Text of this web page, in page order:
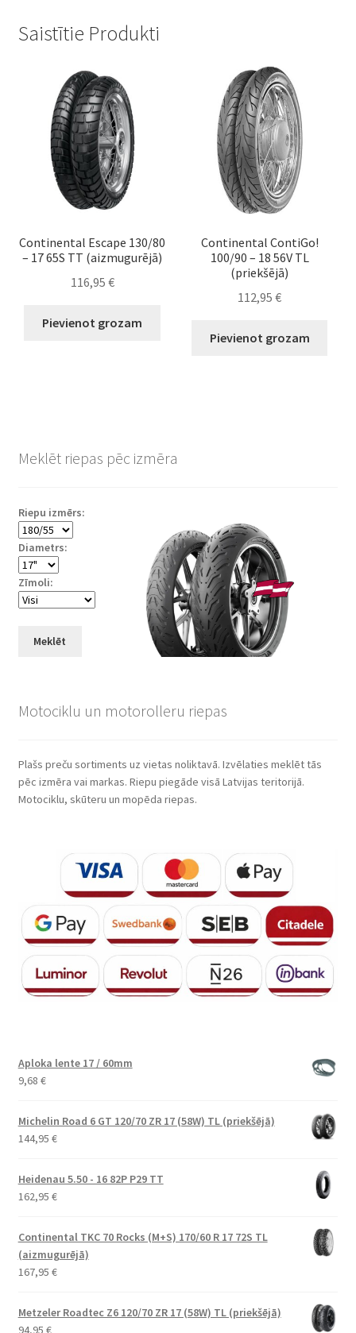
Saistītie Produkti
Continental Escape 130/80
– 17 65S TT (aizmugurējā)
116,95 €
Pievienot grozam
Continental ContiGo!
100/90 – 18 56V TL
(priekšējā)
112,95€
Pievienot grozam
Meklēt riepas pēc izmēra
Riepu izmērs:
Diametrs:
Zīmoli:
Meklēt
Motociklu un motorolleru riepas
Plašs preču sortiments uz vietas noliktavā. Izvēlaties meklēt tās
pēc izmēra vai markas. Riepu piegāde visā Latvijas teritorijā.
Motociklu, skūteru un mopēda riepas.
Aploka lente 17 / 60mm
9,68 €
Michelin Road 6 GT 120/70 ZR 17 (58W) TL (priekšējā)
144,95 €
Heidenau 5.50 - 16 82P P29 TT
162,95 €
Continental TKC 70 Rocks (M+S) 170/60 R 17 72S TL
(aizmugurējā)
167,95 €
Metzeler Roadtec Z6 120/70 ZR 17 (58W) TL (priekšējā)
94,95 €